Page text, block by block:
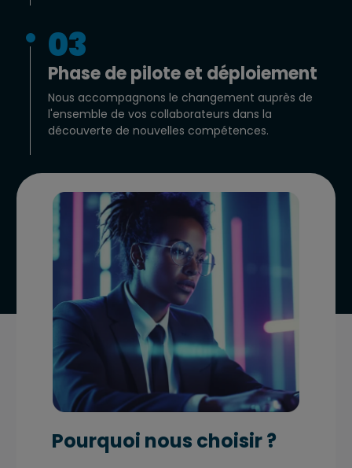
03
Phase de pilote et déploiement
Nous accompagnons le changement auprès de
l'ensemble de vos collaborateurs dans la
découverte de nouvelles compétences.
Pourquoi nous choisir ?